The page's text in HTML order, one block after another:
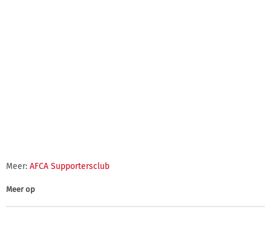
Meer: AFCA Supportersclub
Meer op